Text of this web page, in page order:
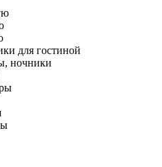
для гостиной
ночники